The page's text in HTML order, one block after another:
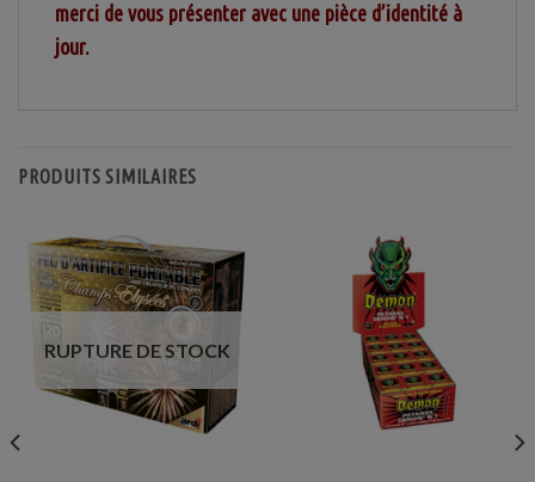
merci de vous présenter avec une pièce d’identité à
jour.
PRODUITS SIMILAIRES
RUPTURE DE STOCK